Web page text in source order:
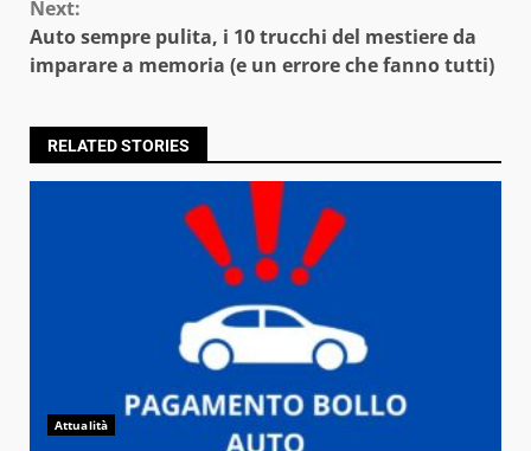
Next:
Auto sempre pulita, i 10 trucchi del mestiere da
imparare a memoria (e un errore che fanno tutti)
RELATED STORIES
Attualità